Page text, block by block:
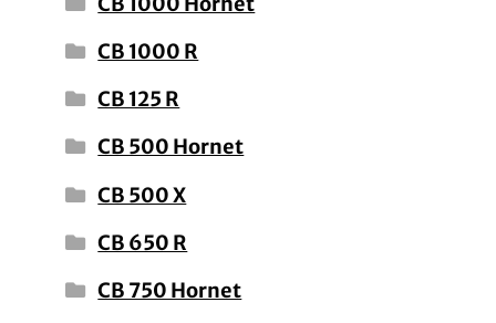
CB 1000 R
CB 125 R
CB 500 Hornet
CB 500 X
CB 650 R
CB 750 Hornet